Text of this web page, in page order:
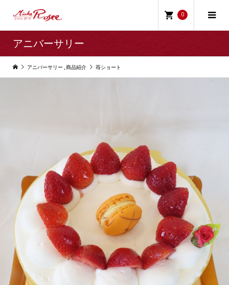
0
アニバーサリー
アニバーサリー 商品紹介 苺ショート